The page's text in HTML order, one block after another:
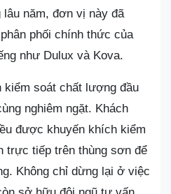
năm, đơn vị này đã
phối chính thức của
như Dulux và Kova.
soát chất lượng đầu
nghiêm ngặt. Khách
được khuyến khích kiểm
trực tiếp trên thùng sơn để
Không chỉ dừng lại ở việc